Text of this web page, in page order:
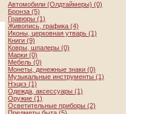
Автомобили (Олдтаймеры) (0)
Бронза (5)
Гравюры (1)
Живопись, графика (4)
Иконы, церковная утварь (1)
Книги (9)
Ковры, шпалеры (0)
Марки (0)
Мебель (0)
Монеты, денежные знаки (0)
Музыкальные инструменты (1)
Нэцкэ (1)
Одежда, аксессуары (1)
Оружие (1)
Осветительные приборы (2)